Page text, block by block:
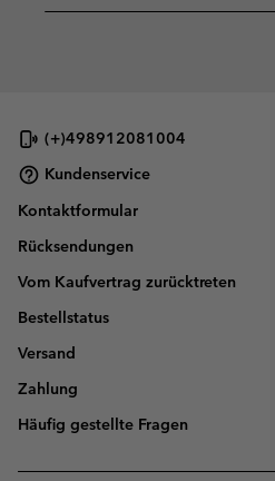
(+)498912081004
Kundenservice
Kontaktformular
Rücksendungen
Vom Kaufvertrag zurücktreten
Bestellstatus
Versand
Zahlung
Häufig gestellte Fragen